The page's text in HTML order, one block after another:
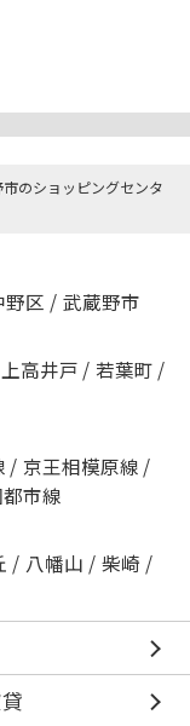
のショッピングセンタ
野区 / 武蔵野市
上高井戸 / 若葉町 /
/ 京王相模原線 /
市線
/ 八幡山 / 柴崎 /